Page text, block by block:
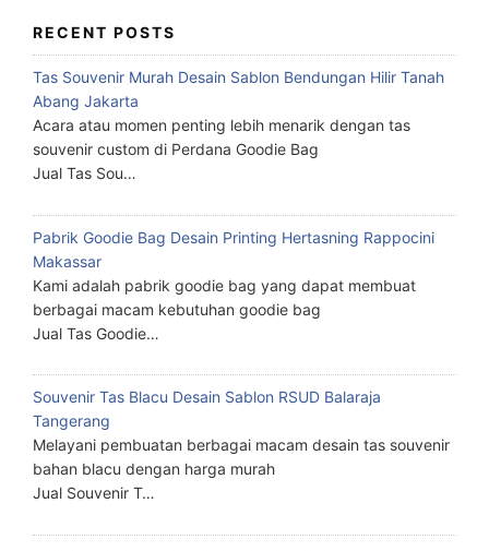
RECENT POSTS
Tas Souvenir Murah Desain Sablon Bendungan Hilir Tanah
Abang Jakarta
Acara atau momen penting lebih menarik dengan tas
souvenir custom di Perdana Goodie Bag
Jual Tas Sou…
Pabrik Goodie Bag Desain Printing Hertasning Rappocini
Makassar
Kami adalah pabrik goodie bag yang dapat membuat
berbagai macam kebutuhan goodie bag
Jual Tas Goodie…
Souvenir Tas Blacu Desain Sablon RSUD Balaraja
Tangerang
Melayani pembuatan berbagai macam desain tas souvenir
bahan blacu dengan harga murah
Jual Souvenir T…